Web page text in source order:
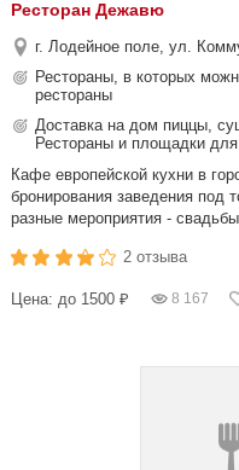
Ресторан Дежавю
г. Лодейное поле, ул.
Рестораны, в которых
рестораны
Доставка на дом пиццы,
Рестораны и площадки
Кафе европейской кухни в
бронирования заведения под
разные мероприятия -
2 отзыва
Цена: до 1500 ₽ 8 167